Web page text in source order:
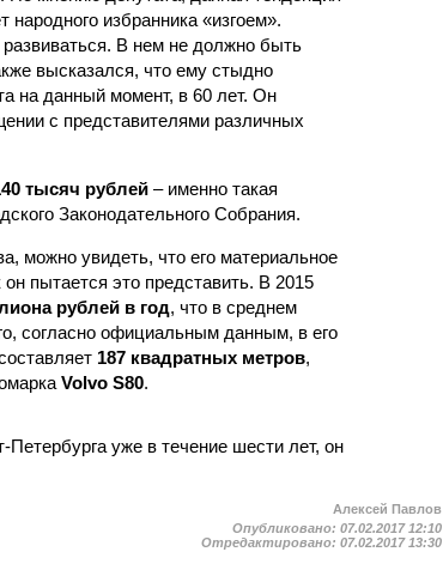
избранника «изгоем».
В нем не должно быть
высказался, что ему стыдно
на данный момент, в 60 лет. Он
с представителями различных
тысяч рублей– именно такая
Законодательного Собрания.
можно увидеть, что его материальное
пытается это представить. В 2015
рублей в год, что в среднем
согласно официальным данным, в его
187 квадратных метров,
Volvo S80.
уже в течение шести лет, он
Алексей Павлов
Опубликовано:07.02.2017 12:10
Отредактировано:07.02.2017 13:30